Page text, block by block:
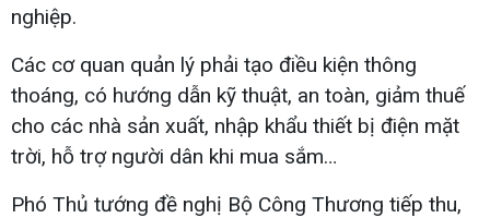
nghiệp.
Các cơ quan quản lý phải tạo điều kiện thông
thoáng, có hướng dẫn kỹ thuật, an toàn, giảm thuế
cho các nhà sản xuất, nhập khẩu thiết bị điện mặt
trời, hỗ trợ người dân khi mua sắm…
Phó Thủ tướng đề nghị Bộ Công Thương tiếp thu,